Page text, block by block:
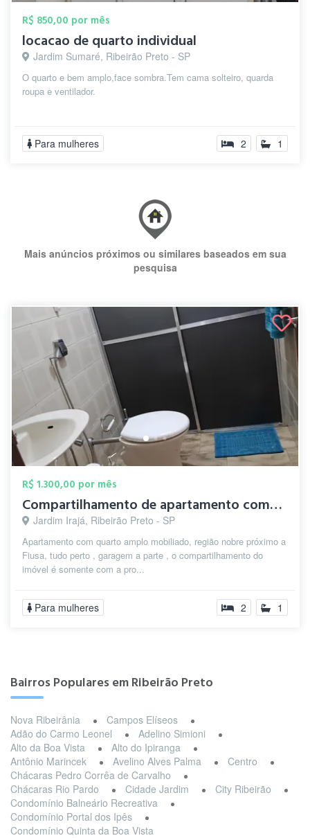
R$ 850,00 por mês
locacao de quarto individual
Jardim Sumaré, Ribeirão Preto - SP
O quarto e bem amplo,face sombra.Tem cama solteiro, quarda
roupa e ventilador.
Para mulheres 2 1
Mais anúncios próximos ou similares baseados em sua
pesquisa
R$ 1.300,00 por mês
Compartilhamento de apartamento completo
Jardim Irajá, Ribeirão Preto - SP
Apartamento com quarto amplo mobiliado, região nobre próximo a
Fiusa, tudo perto , garagem a parte , o compartilhamento do
imóvel é somente com a pro...
Para mulheres 2 1
Bairros Populares em Ribeirão Preto
Nova Ribeirânia
Campos Elíseos
Adão do Carmo Leonel
Adelino Simioni
Alto da Boa Vista
Alto do Ipiranga
Antônio Marincek
Avelino Alves Palma
Centro
Chácaras Pedro Corrêa de Carvalho
Chácaras Rio Pardo
Cidade Jardim
City Ribeirão
Condomínio Balneário Recreativa
Condomínio Portal dos Ipês
Condomínio Quinta da Boa Vista